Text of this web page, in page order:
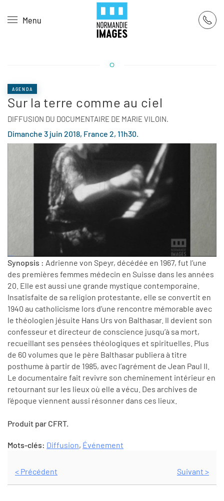
Skip to main content
Menu
AGENDA
Sur la terre comme au ciel
DIFFUSION DU DOCUMENTAIRE DE MARIE VILOIN.
Dimanche 3 juin 2018, France 2, 11h30.
Synopsis : Adrienne von Speyr, décédée en 1967, fut l’une
des premières femmes médecin en Suisse dans les années
20. Elle est aussi une grande mystique contemporaine.
Insatisfaite de sa religion protestante, elle se convertit en
1940 au catholicisme lors d’une rencontre mémorable avec
le théologien jésuite Hans Urs von Balthasar. Il devient son
confesseur et directeur de conscience jusqu’à sa mort,
recueillant ses pensées théologiques et spirituelles. Plus
de 60 volumes que le père Balthasar publiera à titre
posthume à partir de 1985, avec l’agrément de Jean Paul II.
Le documentaire fait revivre son cheminement intérieur en
retournant sur les lieux où elle a vécu. Des archives de
l’époque viennent aussi résonner dans ces lieux.
Produit par CFRT.
Mots-clés: Diffusion, Événement
< Précédent Suivant >
Panneau de gestion des cookies